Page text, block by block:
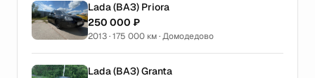
Lada (ВАЗ) Priora
250 000 ₽
2013 · 175 000 км · Домодедово
Lada (ВАЗ) Granta